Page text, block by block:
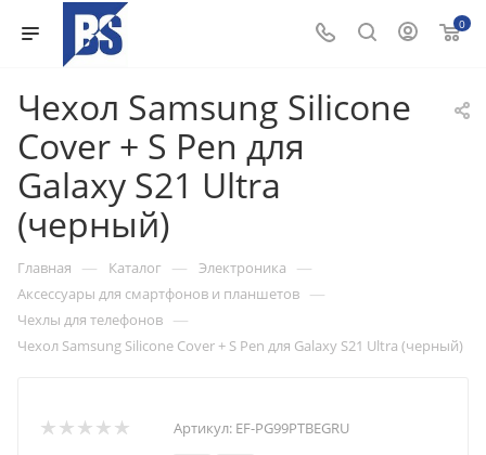
0
Чехол Samsung Silicone
Cover + S Pen для
Galaxy S21 Ultra
(черный)
Главная — Каталог — Электроника —
Аксессуары для смартфонов и планшетов —
Чехлы для телефонов —
Чехол Samsung Silicone Cover + S Pen для Galaxy S21 Ultra (черный)
Артикул: EF-PG99PTBEGRU